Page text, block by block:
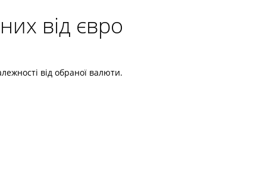
від євро
від обраної валюти.